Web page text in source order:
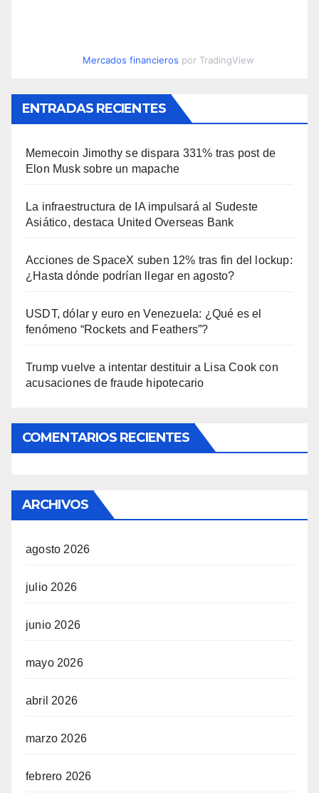
Mercados financieros por TradingView
ENTRADAS RECIENTES
Memecoin Jimothy se dispara 331% tras post de
Elon Musk sobre un mapache
La infraestructura de IA impulsará al Sudeste
Asiático, destaca United Overseas Bank
Acciones de SpaceX suben 12% tras fin del lockup:
¿Hasta dónde podrían llegar en agosto?
USDT, dólar y euro en Venezuela: ¿Qué es el
fenómeno “Rockets and Feathers”?
Trump vuelve a intentar destituir a Lisa Cook con
acusaciones de fraude hipotecario
COMENTARIOS RECIENTES
ARCHIVOS
agosto 2026
julio 2026
junio 2026
mayo 2026
abril 2026
marzo 2026
febrero 2026